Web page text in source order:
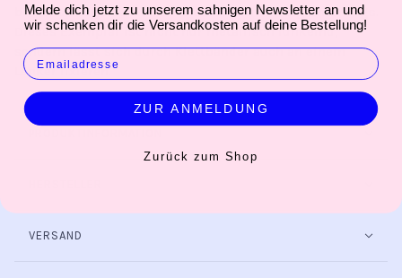
bestens ausgerüstet und funktional im Alltag unterwegs.
Dieses Exemplar ist nicht nur metallisch funkelnd,
sondern lässt sich durch Klettbänder auch an einem
Lenker fixieren.
VERSAND
Melde dich jetzt zu unserem sahnigen Newsletter an und
wir schenken dir die Versandkosten auf deine Bestellung!
EMAIL
ZUR ANMELDUNG
Zurück zum Shop